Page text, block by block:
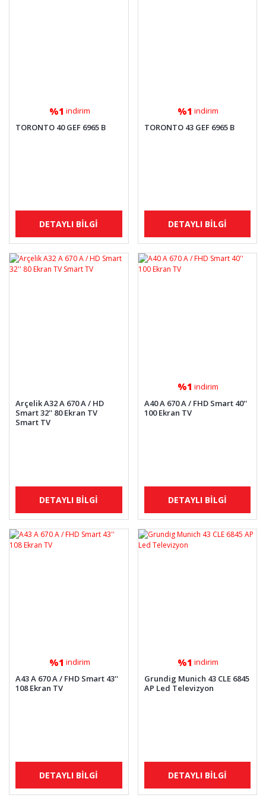
%1 indirim
TORONTO 40 GEF 6965 B
DETAYLI BİLGİ
%1 indirim
TORONTO 43 GEF 6965 B
DETAYLI BİLGİ
Arçelik A32 A 670 A / HD
Smart 32'' 80 Ekran TV
Smart TV
DETAYLI BİLGİ
%1 indirim
A40 A 670 A / FHD Smart 40''
100 Ekran TV
DETAYLI BİLGİ
%1 indirim
A43 A 670 A / FHD Smart 43''
108 Ekran TV
DETAYLI BİLGİ
%1 indirim
Grundig Munich 43 CLE 6845
AP Led Televizyon
DETAYLI BİLGİ